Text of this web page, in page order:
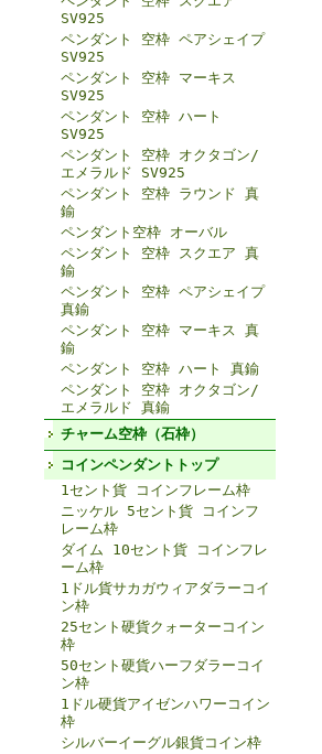
SV925
ペンダント 空枠 ペアシェイプ
SV925
ペンダント 空枠 マーキス
SV925
ペンダント 空枠 ハート
SV925
ペンダント 空枠 オクタゴン/
エメラルド SV925
ペンダント 空枠 ラウンド 真
鍮
ペンダント空枠 オーバル
ペンダント 空枠 スクエア 真
鍮
ペンダント 空枠 ペアシェイプ
真鍮
ペンダント 空枠 マーキス 真
鍮
ペンダント 空枠 ハート 真鍮
ペンダント 空枠 オクタゴン/
エメラルド 真鍮
チャーム空枠（石枠）
コインペンダントトップ
1セント貨 コインフレーム枠
ニッケル 5セント貨 コインフ
レーム枠
ダイム 10セント貨 コインフレ
ーム枠
1ドル貨サカガウィアダラーコイ
ン枠
25セント硬貨クォーターコイン
枠
50セント硬貨ハーフダラーコイ
ン枠
1ドル硬貨アイゼンハワーコイン
枠
シルバーイーグル銀貨コイン枠